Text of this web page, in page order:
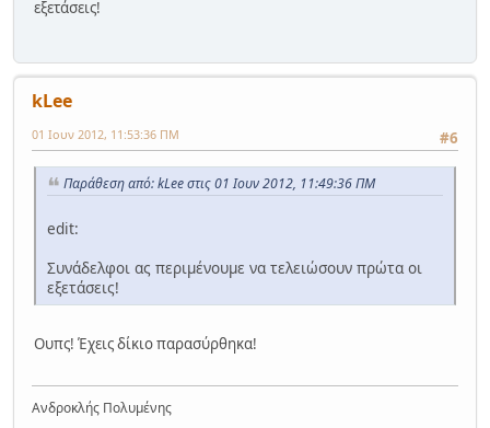
εξετάσεις!
kLee
#6
01 Ιουν 2012, 11:53:36 ΠΜ
Παράθεση από: kLee στις 01 Ιουν 2012, 11:49:36 ΠΜ
edit:
Συνάδελφοι ας περιμένουμε να τελειώσουν πρώτα οι
εξετάσεις!
Ουπς! Έχεις δίκιο παρασύρθηκα!
Ανδροκλής Πολυμένης